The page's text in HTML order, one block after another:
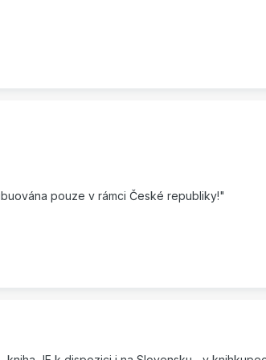
pouze v rámci České republiky!"